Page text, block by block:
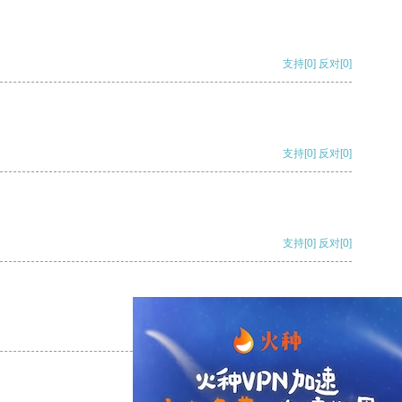
支持[0] 反对[0]
支持[0] 反对[0]
支持[0] 反对[0]
支持